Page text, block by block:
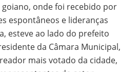
goiano, onde foi recebido por
espontâneos e lideranças
esteve ao lado do prefeito
da Câmara Municipal,
mais votado da cidade,